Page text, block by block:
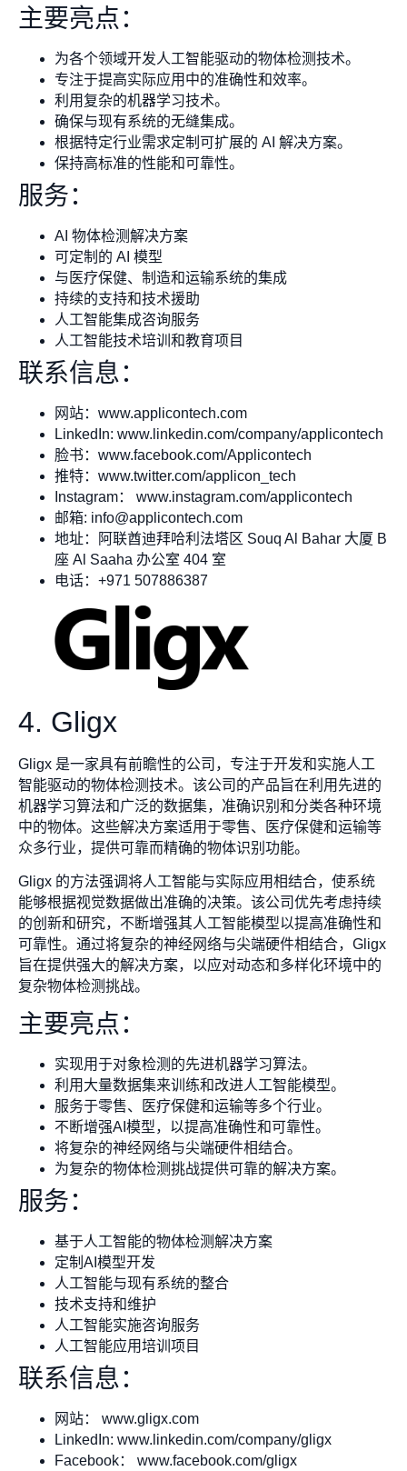
主要亮点：
为各个领域开发人工智能驱动的物体检测技术。
专注于提高实际应用中的准确性和效率。
利用复杂的机器学习技术。
确保与现有系统的无缝集成。
根据特定行业需求定制可扩展的 AI 解决方案。
保持高标准的性能和可靠性。
服务：
AI 物体检测解决方案
可定制的 AI 模型
与医疗保健、制造和运输系统的集成
持续的支持和技术援助
人工智能集成咨询服务
人工智能技术培训和教育项目
联系信息：
网站：www.applicontech.com
LinkedIn: www.linkedin.com/company/applicontech
脸书：www.facebook.com/Applicontech
推特：www.twitter.com/applicon_tech
Instagram： www.instagram.com/applicontech
邮箱: info@applicontech.com
地址：阿联酋迪拜哈利法塔区 Souq Al Bahar 大厦 B
座 Al Saaha 办公室 404 室
电话：+971 507886387
4. Gligx
Gligx 是一家具有前瞻性的公司，专注于开发和实施人工
智能驱动的物体检测技术。该公司的产品旨在利用先进的
机器学习算法和广泛的数据集，准确识别和分类各种环境
中的物体。这些解决方案适用于零售、医疗保健和运输等
众多行业，提供可靠而精确的物体识别功能。
Gligx 的方法强调将人工智能与实际应用相结合，使系统
能够根据视觉数据做出准确的决策。该公司优先考虑持续
的创新和研究，不断增强其人工智能模型以提高准确性和
可靠性。通过将复杂的神经网络与尖端硬件相结合，Gligx
旨在提供强大的解决方案，以应对动态和多样化环境中的
复杂物体检测挑战。
主要亮点：
实现用于对象检测的先进机器学习算法。
利用大量数据集来训练和改进人工智能模型。
服务于零售、医疗保健和运输等多个行业。
不断增强AI模型，以提高准确性和可靠性。
将复杂的神经网络与尖端硬件相结合。
为复杂的物体检测挑战提供可靠的解决方案。
服务：
基于人工智能的物体检测解决方案
定制AI模型开发
人工智能与现有系统的整合
技术支持和维护
人工智能实施咨询服务
人工智能应用培训项目
联系信息：
网站： www.gligx.com
LinkedIn: www.linkedin.com/company/gligx
Facebook： www.facebook.com/gligx